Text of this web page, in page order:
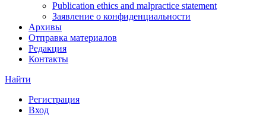
Publication ethics and malpractice statement
Заявление о конфиденциальности
Архивы
Отправка материалов
Редакция
Контакты
Найти
Регистрация
Вход